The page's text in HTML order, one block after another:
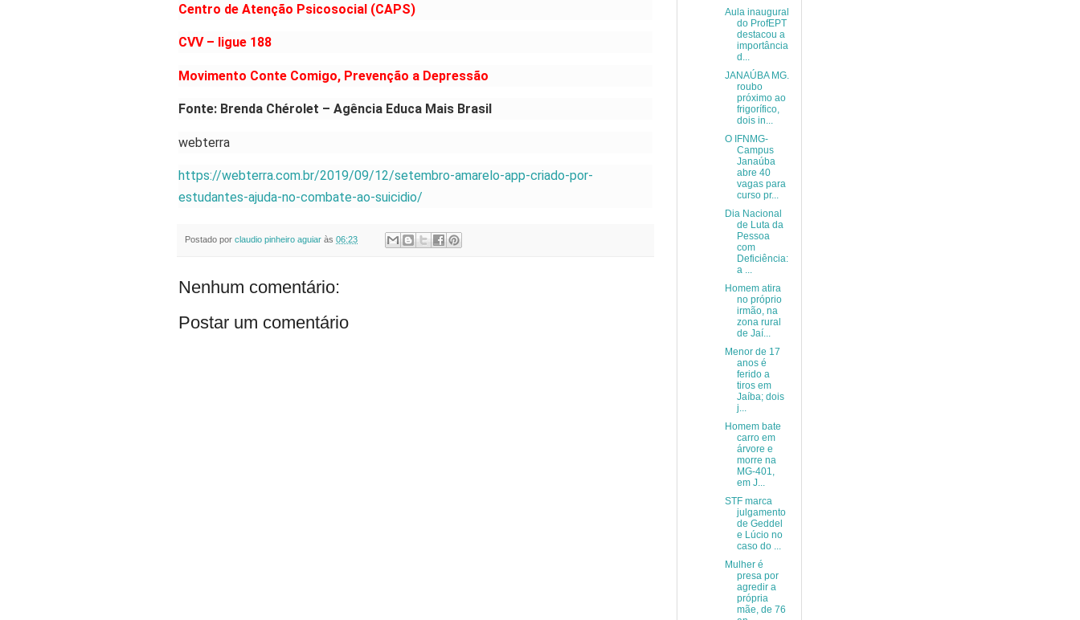
Centro de Atenção Psicosocial (CAPS)
CVV – ligue 188
Movimento Conte Comigo, Prevenção a Depressão
Fonte: Brenda Chérolet – Agência Educa Mais Brasil
webterra
https://webterra.com.br/2019/09/12/setembro-amarelo-app-criado-por-
estudantes-ajuda-no-combate-ao-suicidio/
Postado por claudio pinheiro aguiar às 06:23
Nenhum comentário:
Postar um comentário
Aula inaugural
do ProfEPT
destacou a
importância
d...
JANAÚBA MG.
roubo
próximo ao
frigorífico,
dois in...
O IFNMG-
Campus
Janaúba
abre 40
vagas para
curso pr...
Dia Nacional
de Luta da
Pessoa
com
Deficiência:
a ...
Homem atira
no próprio
irmão, na
zona rural
de Jaí...
Menor de 17
anos é
ferido a
tiros em
Jaíba; dois
j...
Homem bate
carro em
árvore e
morre na
MG-401,
em J...
STF marca
julgamento
de Geddel
e Lúcio no
caso do ...
Mulher é
presa por
agredir a
própria
mãe, de 76